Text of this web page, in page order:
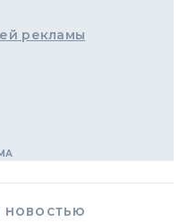
рекламы
НОВОСТЬЮ